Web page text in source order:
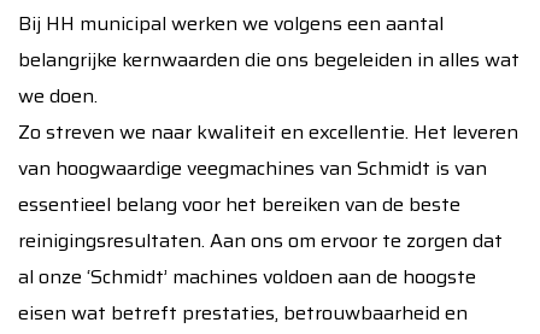
Bij HH municipal werken we volgens een aantal
belangrijke kernwaarden die ons begeleiden in alles wat
we doen.
Zo streven we naar kwaliteit en excellentie. Het leveren
van hoogwaardige veegmachines van Schmidt is van
essentieel belang voor het bereiken van de beste
reinigingsresultaten. Aan ons om ervoor te zorgen dat
al onze ‘Schmidt’ machines voldoen aan de hoogste
eisen wat betreft prestaties, betrouwbaarheid en